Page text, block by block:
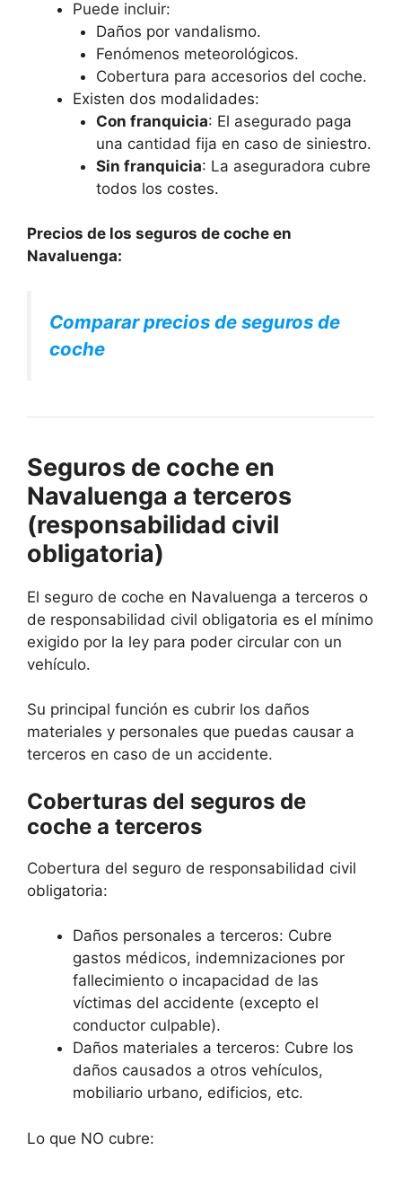
Puede incluir:
Daños por vandalismo.
Fenómenos meteorológicos.
Cobertura para accesorios del coche.
Existen dos modalidades:
Con franquicia: El asegurado paga
una cantidad fija en caso de siniestro.
Sin franquicia: La aseguradora cubre
todos los costes.
Precios de los seguros de coche en
Navaluenga:
Comparar precios de seguros de
coche
Seguros de coche en
Navaluenga a terceros
(responsabilidad civil
obligatoria)
El seguro de coche en Navaluenga a terceros o
de responsabilidad civil obligatoria es el mínimo
exigido por la ley para poder circular con un
vehículo.
Su principal función es cubrir los daños
materiales y personales que puedas causar a
terceros en caso de un accidente.
Coberturas del seguros de
coche a terceros
Cobertura del seguro de responsabilidad civil
obligatoria:
Daños personales a terceros: Cubre
gastos médicos, indemnizaciones por
fallecimiento o incapacidad de las
víctimas del accidente (excepto el
conductor culpable).
Daños materiales a terceros: Cubre los
daños causados a otros vehículos,
mobiliario urbano, edificios, etc.
Lo que NO cubre: